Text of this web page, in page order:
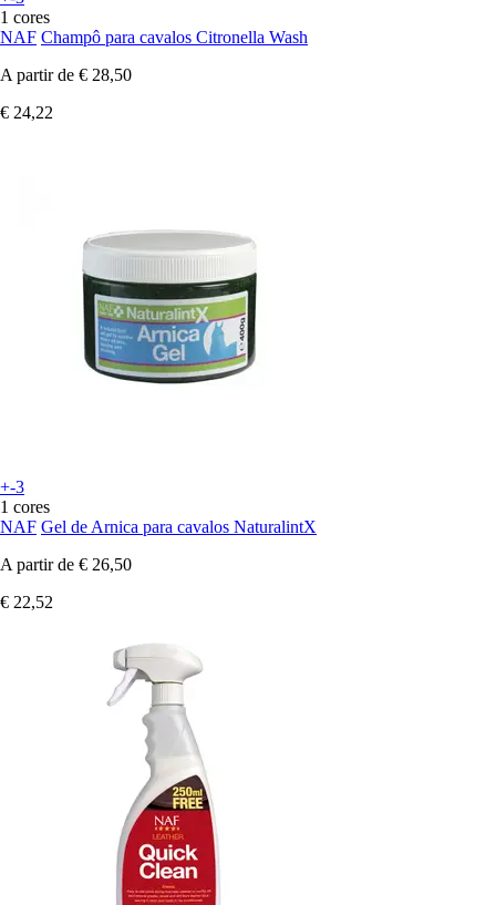
1 cores
NAF Champô para cavalos Citronella Wash
A partir de € 28,50
€ 24,22
+-3
1 cores
NAF Gel de Arnica para cavalos NaturalintX
A partir de € 26,50
€ 22,52